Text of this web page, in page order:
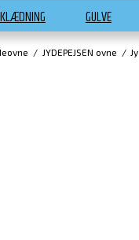
GULVE
/ JYDEPEJSEN ovne /